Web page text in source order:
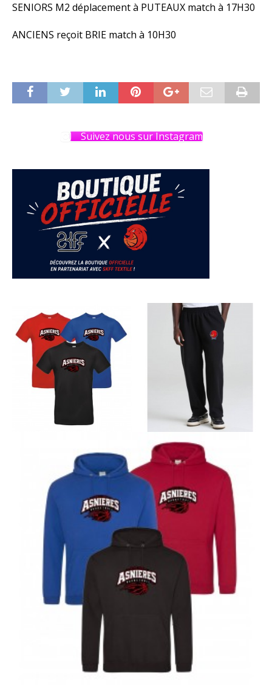
SENIORS M2 déplacement à PUTEAUX match à 17H30
ANCIENS reçoit BRIE match à 10H30
Suivez nous sur Instagram